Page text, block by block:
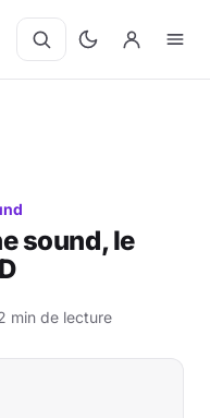
sound, le
min de lecture